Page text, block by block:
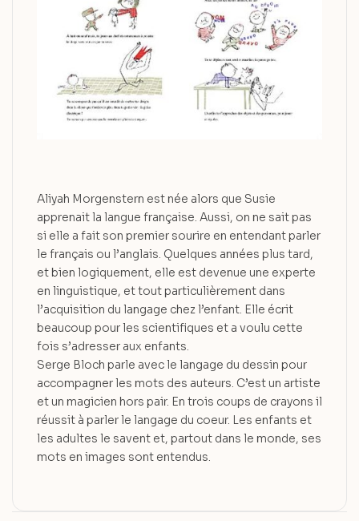
Aliyah Morgenstern est née alors que Susie
apprenait la langue française. Aussi, on ne sait pas
si elle a fait son premier sourire en entendant parler
le français ou l’anglais. Quelques années plus tard,
et bien logiquement, elle est devenue une experte
en linguistique, et tout particulièrement dans
l’acquisition du langage chez l’enfant. Elle écrit
beaucoup pour les scientifiques et a voulu cette
fois s’adresser aux enfants.
Serge Bloch parle avec le langage du dessin pour
accompagner les mots des auteurs. C’est un artiste
et un magicien hors pair. En trois coups de crayons il
réussit à parler le langage du coeur. Les enfants et
les adultes le savent et, partout dans le monde, ses
mots en images sont entendus.